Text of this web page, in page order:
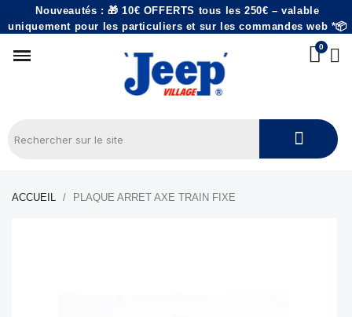
Nouveautés : 🎁 10€ OFFERTS tous les 250€ – valable
uniquement pour les particuliers et sur les commandes web *📦
ACCUEIL PLAQUE ARRET AXE TRAIN FIXE